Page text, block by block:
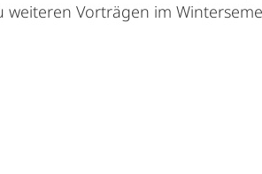
Vorträgen im